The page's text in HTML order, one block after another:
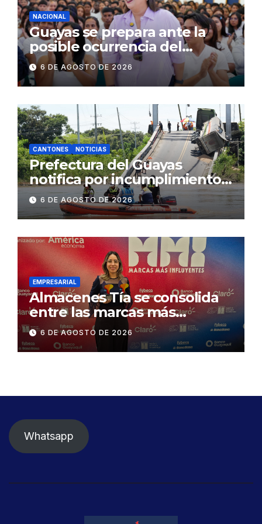
NACIONAL
Guayas se prepara ante la
posible ocurrencia del
fenómeno de El Niño:
Gobierno Nacional capacita a
2.500 jóvenes
6 DE AGOSTO DE 2026
CANTONES NOTICIAS
Prefectura del Guayas
notifica por incumplimiento
contractual a la
Concesionaria CONORTE y
exige celeridad en
desmontaje del puente
Gonzalo Icaza Cornejo, en
Daule
6 DE AGOSTO DE 2026
EMPRESARIAL
Almacenes Tía se consolida
entre las marcas más
influyentes del Ecuador
6 DE AGOSTO DE 2026
Whatsapp